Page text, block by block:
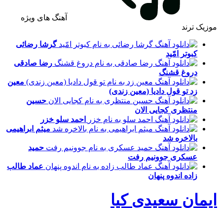
آهنگ های ویژه
موزیک ترند
گرشا رضائی
کبوتر امّید
رضا صادقی
دروغ قشنگ
معین
زدتو قول دادیا (معین زندی)
حسین
منتظریکجایی الان
احمد سلو خزر
میثم ابراهیمی
بالاخره شد
حمید
عسکری جوونیم رفت
عماد طالب
زاده اندوه پنهان
ایمان سعیدی کیا